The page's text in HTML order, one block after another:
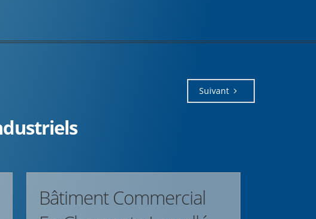
Suivant
Bâtiment Commercial